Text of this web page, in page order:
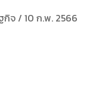
กิจ / 10 ก.พ. 2566